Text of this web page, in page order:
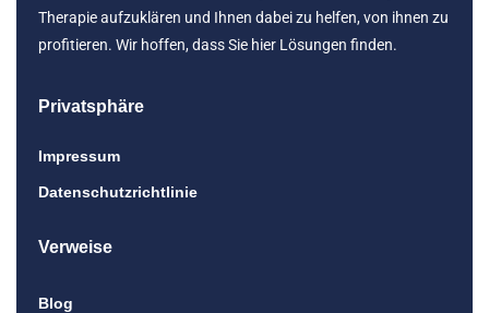
Therapie aufzuklären und Ihnen dabei zu helfen, von ihnen zu
profitieren. Wir hoffen, dass Sie hier Lösungen finden.
Privatsphäre
Impressum
Datenschutzrichtlinie
Verweise
Blog